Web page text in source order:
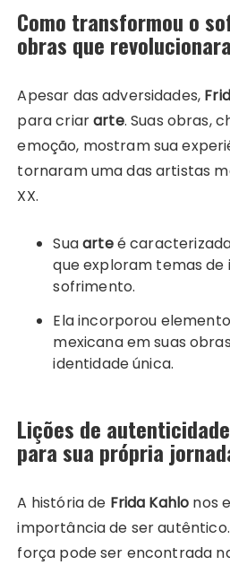
Como transformou o
obras que
Apesar das adversidades,
para criararte. Suas obras,
emoção, mostram sua
tornaram uma das artistas
XX.
Suaarteé
que exploram temas de
sofrimento.
Ela incorporou
mexicana em suas
identidade única.
Lições de
para sua própria
A história de Frida Kahlo nos
importância de ser
força pode ser encontrada